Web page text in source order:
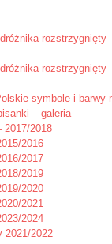
rozstrzygnięty
rozstrzygnięty
symbole i barwy
– galeria
2017/2018
2016
2017
2019
2020
2021
2024
2021/2022